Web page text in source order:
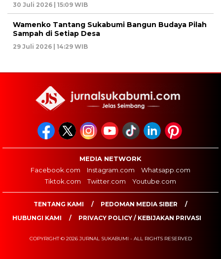
30 Juli 2026 | 15:09 WIB
Wamenko Tantang Sukabumi Bangun Budaya Pilah
Sampah di Setiap Desa
29 Juli 2026 | 14:29 WIB
MEDIA NETWORK
Facebook.com
Instagram.com
Whatsapp.com
Tiktok.com
Twitter.com Youtube.com
TENTANG KAMI
PEDOMAN MEDIA SIBER
HUBUNGI KAMI
PRIVACY POLICY / KEBIJAKAN PRIVASI
COPYRIGHT © 2026 JURNAL SUKABUMI - ALL RIGHTS RESERVED